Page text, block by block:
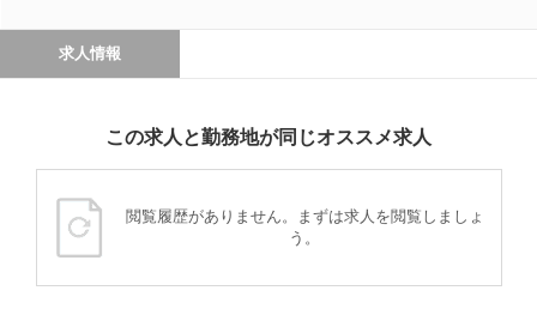
求人情報
この求人と勤務地が同じオススメ求人
閲覧履歴がありません。まずは求人を閲覧しましょ
う。